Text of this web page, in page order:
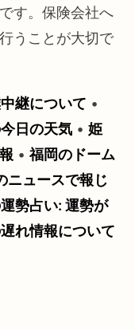
す。保険会社へ
うことが大切で
継について •
日の天気 • 姫
• 福岡のドーム
ニュースで報じ
勢占い: 運勢が
れ情報について